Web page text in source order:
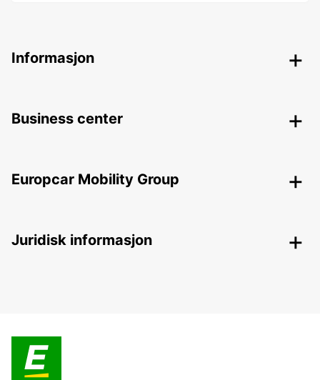
Informasjon
Business center
Europcar Mobility Group
Juridisk informasjon